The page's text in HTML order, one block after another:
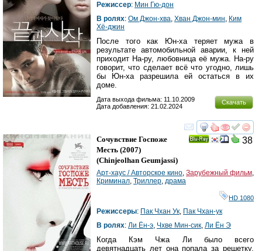
Режиссер: Мин Гю-дон
В ролях: Ом Джон-хва, Хван Джон-мин, Ким
Хё-джин
После того как Юн-ха теряет мужа в
результате автомобильной аварии, к ней
приходит На-ру, любовница её мужа. На-ру
говорит, что сделает всё что угодно, лишь
бы Юн-ха разрешила ей остаться в их
доме.
Скачать
Дата выхода фильма: 11.10.2009
Дата добавления: 21.02.2024
смотреть
38
Сочувствие Госпоже
Месть (2007)
(Chinjeolhan Geumjassi)
Арт-хаус / Авторское кино, Зарубежный фильм,
Криминал, Триллер, драма
HD 1080
Режиссеры: Пак Чхан Ук, Пак Чхан-ук
В ролях: Ли Ён-э, Чхве Мин-сик, Ли Ён Э
Когда Кэм Чжа Ли было всего
девятнадцать лет она попала за решетку.